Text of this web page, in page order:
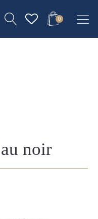
0
noir